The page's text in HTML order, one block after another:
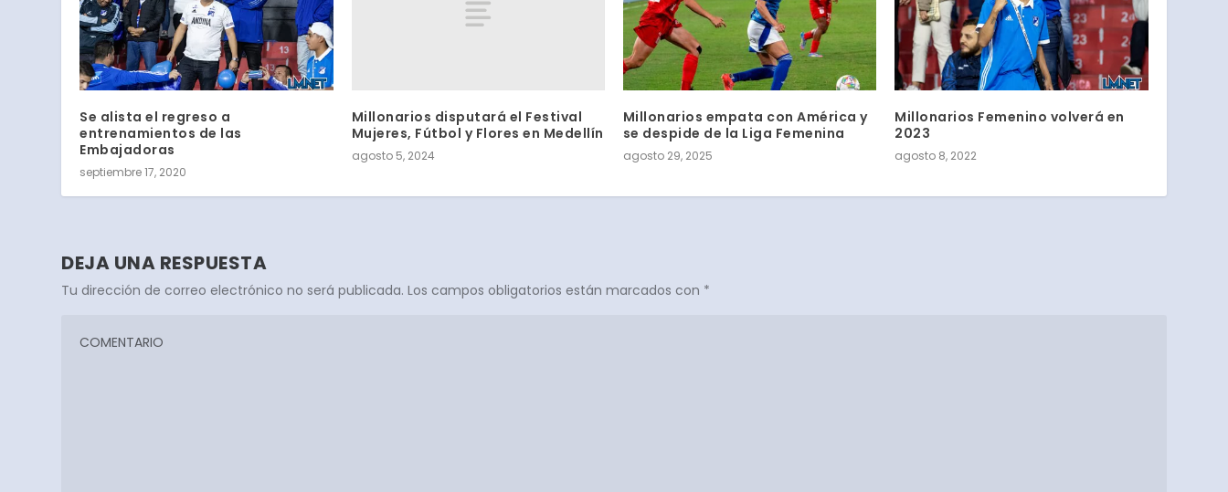
Se alista el regreso a
entrenamientos de las
Embajadoras
septiembre 17, 2020
Millonarios disputará el Festival
Mujeres, Fútbol y Flores en Medellín
agosto 5, 2024
Millonarios empata con América y
se despide de la Liga Femenina
agosto 29, 2025
Millonarios Femenino volverá en
2023
agosto 8, 2022
DEJA UNA RESPUESTA
Tu dirección de correo electrónico no será publicada. Los campos obligatorios están marcados con *